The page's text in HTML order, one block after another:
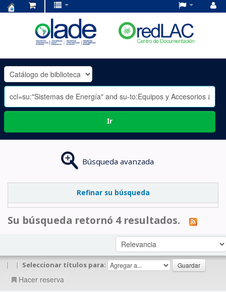
OLADE
-
Ir
Búsqueda avanzada
Refinar su búsqueda
Su búsqueda retornó 4 resultados.
| | Seleccionar títulos para:
Hacer reserva